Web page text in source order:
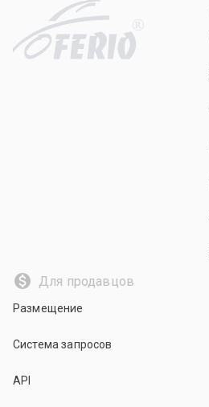
R
Для продавцов
Размещение
Система запросов
API